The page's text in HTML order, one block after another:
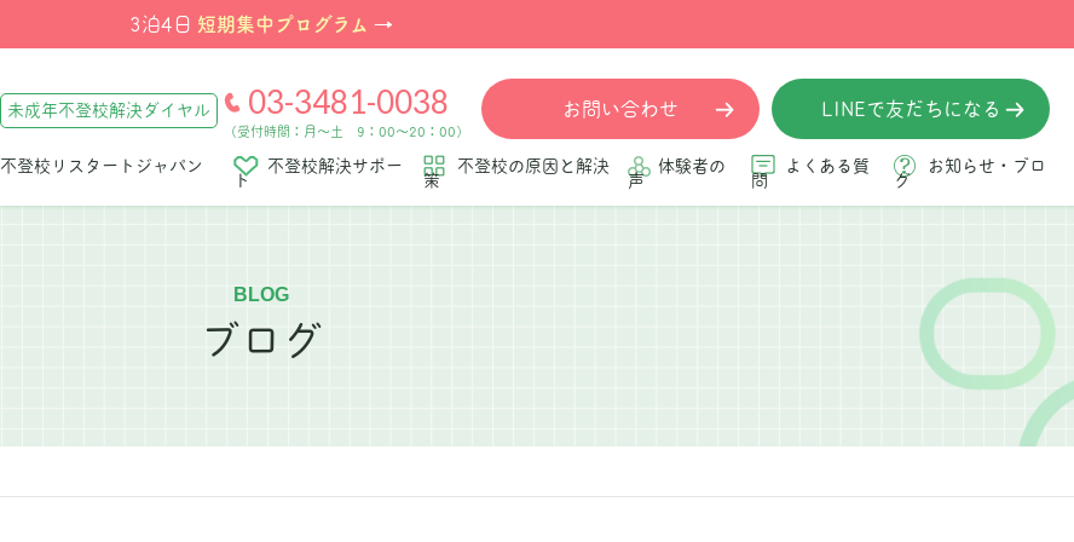
3泊4日 短期集中プログラム →
未成年不登校解決ダイヤル 03-3481-0038
（受付時間：月～土 9：00～20：00）
お問い合わせ LINEで友だちになる
不登校リスタートジャパン 不登校解決サポー
ト
不登校の原因と解決
策
体験者の
声
よくある質
問
お知らせ・ブロ
グ
BLOG
ブログ